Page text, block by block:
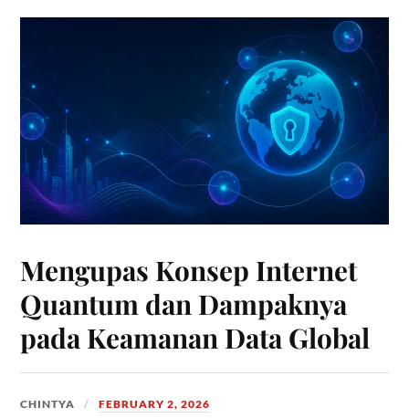
Mengupas Konsep Internet
Quantum dan Dampaknya
pada Keamanan Data Global
CHINTYA FEBRUARY 2, 2026